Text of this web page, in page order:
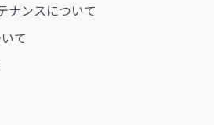
ナンスについて
て